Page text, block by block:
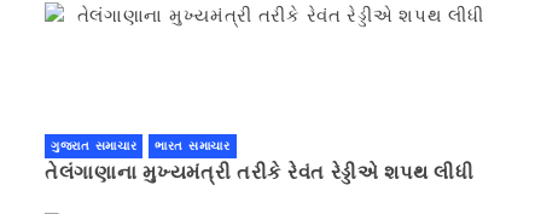
ગુજરાત સમાચાર ભારત સમાચાર
તેલંગાણાના મુખ્યમંત્રી તરીકે રેવંત રેડ્ડીએ શપથ લીધી